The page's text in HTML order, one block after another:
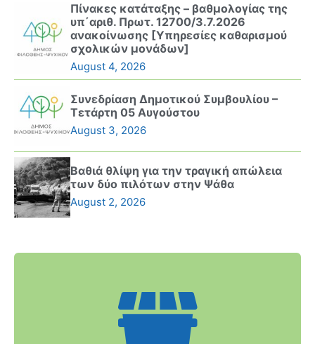
Πίνακες κατάταξης – βαθμολογίας της
υπ΄αριθ. Πρωτ. 12700/3.7.2026
ανακοίνωσης [Υπηρεσίες καθαρισμού
σχολικών μονάδων]
August 4, 2026
Συνεδρίαση Δημοτικού Συμβουλίου –
Τετάρτη 05 Αυγούστου
August 3, 2026
Βαθιά θλίψη για την τραγική απώλεια
των δύο πιλότων στην Ψάθα
August 2, 2026